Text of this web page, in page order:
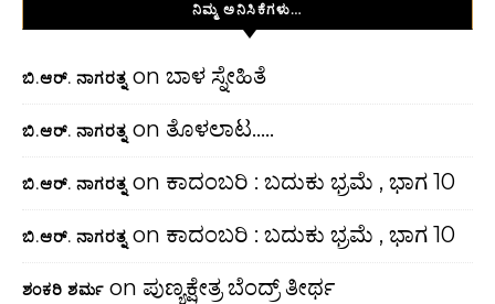
ನಿಮ್ಮ ಅನಿಸಿಕೆಗಳು…
ಬಿ.ಆರ್. ನಾಗರತ್ನ on ಬಾಳ ಸ್ನೇಹಿತೆ
ಬಿ.ಆರ್. ನಾಗರತ್ನ on ತೊಳಲಾಟ…..
ಬಿ.ಆರ್. ನಾಗರತ್ನ on ಕಾದಂಬರಿ : ಬದುಕು ಭ್ರಮೆ , ಭಾಗ 10
ಬಿ.ಆರ್. ನಾಗರತ್ನ on ಕಾದಂಬರಿ : ಬದುಕು ಭ್ರಮೆ , ಭಾಗ 10
ಶಂಕರಿ ಶರ್ಮ on ಪುಣ್ಯಕ್ಷೇತ್ರ ಬೆಂದ್ರ್ ತೀರ್ಥ